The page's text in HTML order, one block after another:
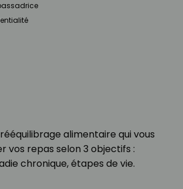
alimentaire qui vous
vos repas selon 3 objectifs :
chronique, étapes de vie.